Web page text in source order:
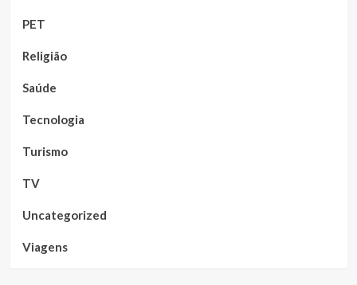
PET
Religião
Saúde
Tecnologia
Turismo
TV
Uncategorized
Viagens